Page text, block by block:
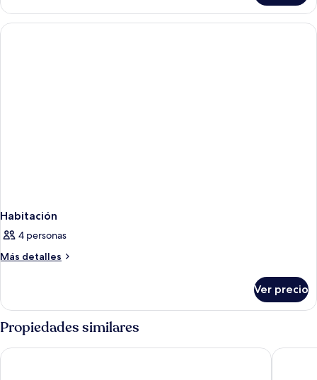
EXTERIOR
ROOM
Habitación
4 personas
Más detalles
Más
Ver precio
Propiedades similares
The Rock Hotel Holiday